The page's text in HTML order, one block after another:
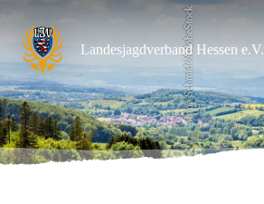
springen
Landesjagdverband Hessen e.V.
Irina Schmidt/AdobeStock